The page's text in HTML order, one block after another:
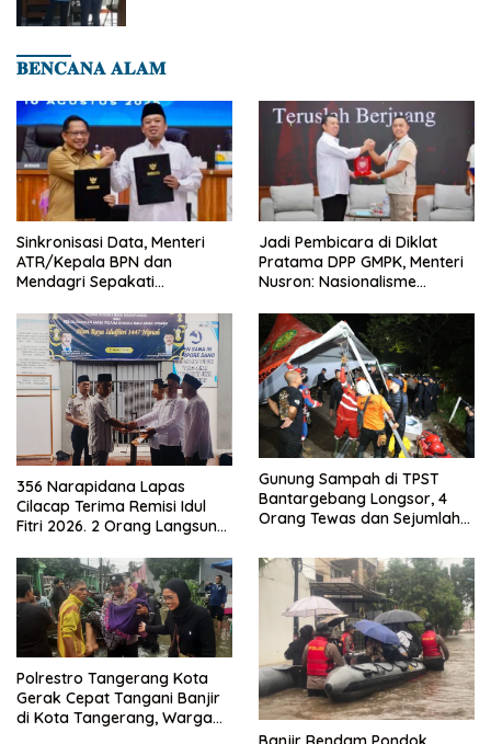
𝐁𝐄𝐍𝐂𝐀𝐍𝐀 𝐀𝐋𝐀𝐌
Sinkronisasi Data, Menteri
ATR/Kepala BPN dan
Mendagri Sepakati
Jadi Pembicara di Diklat
Pratama DPP GMPK, Menteri
Nusron: Nasionalisme
Kuat
356 Narapidana Lapas
Cilacap Terima Remisi Idul
Fitri 2026. 2 Orang Langsung
Gunung Sampah di TPST
Bantargebang Longsor, 4
Orang Tewas dan Sejumlah
Polrestro Tangerang Kota
Gerak Cepat Tangani Banjir
di Kota Tangerang, Warga